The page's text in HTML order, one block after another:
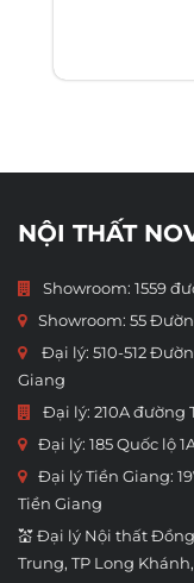
NỘI THẤT
Showroom: 1559
Showroom: 55
Đại lý: 510-512
Giang
Đại lý: 210A đường
Đại lý: 185 Quốc lộ
Đại lý Tiền Giang:
Tiền Giang
💒 Đại lý Nội thất Đồng
Trung, TP Long